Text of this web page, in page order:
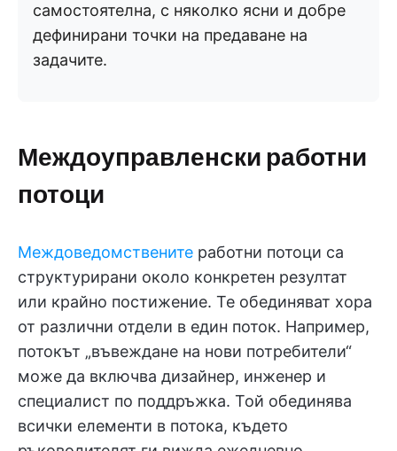
самостоятелна, с няколко ясни и добре
дефинирани точки на предаване на
задачите.
Междоуправленски работни
потоци
Междоведомствените работни потоци са
структурирани около конкретен резултат
или крайно постижение. Те обединяват хора
от различни отдели в един поток. Например,
потокът „въвеждане на нови потребители“
може да включва дизайнер, инженер и
специалист по поддръжка. Той обединява
всички елементи в потока, където